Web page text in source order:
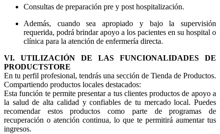
Consultas de preparación pre y post hospitalización.
Además, cuando sea apropiado y bajo la supervisión
requerida, podrá brindar apoyo a los pacientes en su hospital o
clínica para la atención de enfermería directa.
VI. UTILIZACIÓN DE LAS FUNCIONALIDADES DE
PRODUCTSTORE
En tu perfil profesional, tendrás una sección de Tienda de Productos.
Compartiendo productos locales destacados:
Esta función te permite presentar a tus clientes productos de apoyo a
la salud de alta calidad y confiables de tu mercado local. Puedes
recomendar estos productos como parte de programas de
recuperación o atención continua, lo que te permitirá aumentar tus
ingresos.